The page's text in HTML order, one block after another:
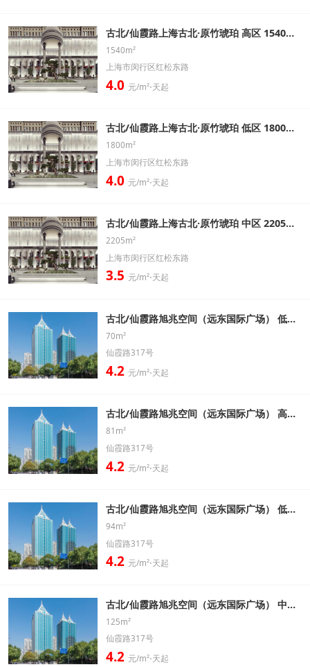
古北/仙霞路上海古北·原竹琥珀 高区 1540㎡ 标准办公室出租信息
1540m²
上海市闵行区红松东路
4.0 元/m²⋅天起
古北/仙霞路上海古北·原竹琥珀 低区 1800㎡ 标准办公室出租信息
1800m²
上海市闵行区红松东路
4.0 元/m²⋅天起
古北/仙霞路上海古北·原竹琥珀 中区 2205㎡ 标准办公室出租信息
2205m²
上海市闵行区红松东路
3.5 元/m²⋅天起
古北/仙霞路旭兆空间（远东国际广场） 低区 70㎡ 精装带家具办公室出租信息
70m²
仙霞路317号
4.2 元/m²⋅天起
古北/仙霞路旭兆空间（远东国际广场） 高区 81㎡ 精装带家具办公室出租信息
81m²
仙霞路317号
4.2 元/m²⋅天起
古北/仙霞路旭兆空间（远东国际广场） 低区 94㎡ 精装带家具办公室出租信息
94m²
仙霞路317号
4.2 元/m²⋅天起
古北/仙霞路旭兆空间（远东国际广场） 中区 125㎡ 精装带家具办公室出租信息
125m²
仙霞路317号
4.2 元/m²⋅天起